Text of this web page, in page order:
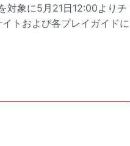
対象に5月21日12:00よりチ
トおよび各プレイガイドに